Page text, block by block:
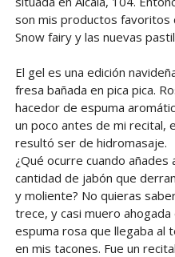
son mis productos favoritos
Snow fairy y las nuevas
El gel es una edición
fresa bañada en pica pica.
hacedor de espuma
un poco antes de mi recital,
resultó ser de hidromasaje.
¿Qué ocurre cuando añades
cantidad de jabón que
y moliente? No quieras
trece, y casi muero ahogada
espuma rosa que llegaba al
en mis tacones. Fue un